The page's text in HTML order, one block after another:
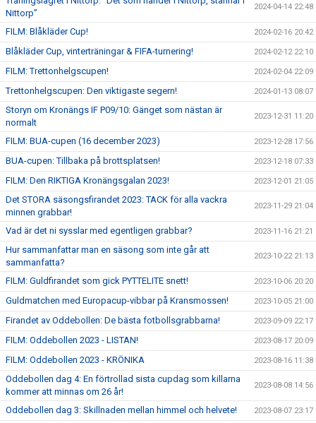
Nittorp”
2024-04-14 22:48
FILM: Blåkläder Cup! 2024-02-16 20:42
Blåkläder Cup, vinterträningar & FIFA-turnering! 2024-02-12 22:10
FILM: Trettonhelgscupen! 2024-02-04 22:09
Trettonhelgscupen: Den viktigaste segern! 2024-01-13 08:07
Storyn om Kronängs IF P09/10: Gänget som nästan är
normalt
2023-12-31 11:20
FILM: BUA-cupen (16 december 2023) 2023-12-28 17:56
BUA-cupen: Tillbaka på brottsplatsen! 2023-12-18 07:33
FILM: Den RIKTIGA Kronängsgalan 2023! 2023-12-01 21:05
Det STORA säsongsfirandet 2023: TACK för alla vackra
minnen grabbar!
2023-11-29 21:04
Vad är det ni sysslar med egentligen grabbar? 2023-11-16 21:21
Hur sammanfattar man en säsong som inte går att
sammanfatta?
2023-10-22 21:13
FILM: Guldfirandet som gick PYTTELITE snett! 2023-10-06 20:20
Guldmatchen med Europacup-vibbar på Kransmossen! 2023-10-05 21:00
Firandet av Oddebollen: De bästa fotbollsgrabbarna! 2023-09-09 22:17
FILM: Oddebollen 2023 - LISTAN! 2023-08-17 20:09
FILM: Oddebollen 2023 - KRÖNIKA 2023-08-16 11:38
Oddebollen dag 4: En förtrollad sista cupdag som killarna
kommer att minnas om 26 år!
2023-08-08 14:56
Oddebollen dag 3: Skillnaden mellan himmel och helvete! 2023-08-07 23:17